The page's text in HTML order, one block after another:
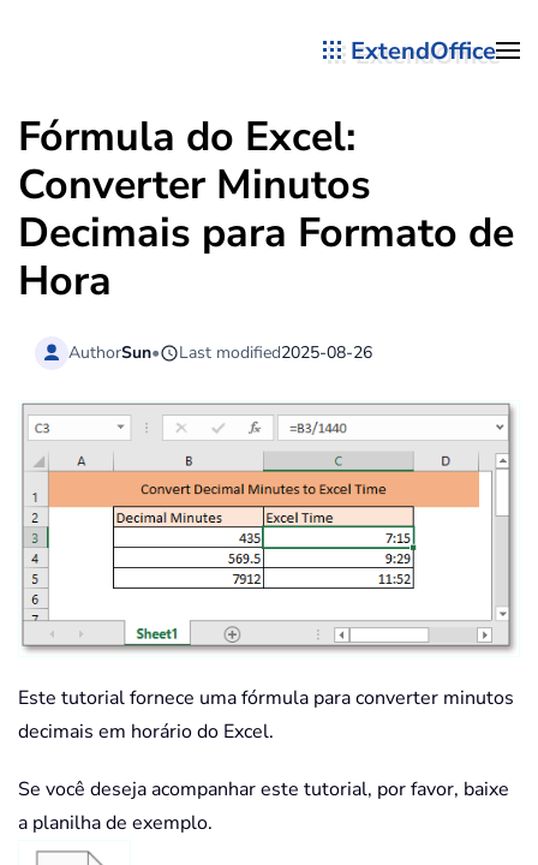
ExtendOffice
Fórmula do Excel:
Converter Minutos
Decimais para Formato de
Hora
AuthorSun• Last modified2025-08-26
Este tutorial fornece uma fórmula para converter minutos
decimais em horário do Excel.
Se você deseja acompanhar este tutorial, por favor, baixe
a planilha de exemplo.